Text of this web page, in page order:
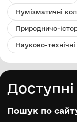
Нумізматичні
Природничо-
Науково-
Доступні
Пошук по